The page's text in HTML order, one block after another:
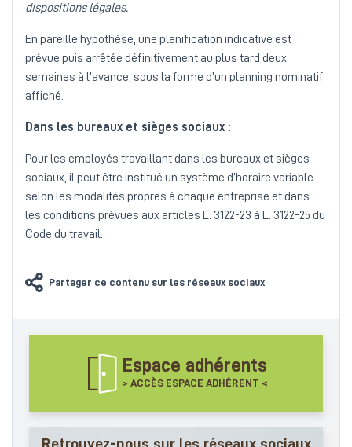
dispositions légales.
En pareille hypothèse, une planification indicative est
prévue puis arrêtée définitivement au plus tard deux
semaines à l’avance, sous la forme d’un planning nominatif
affiché.
Dans les bureaux et sièges sociaux :
Pour les employés travaillant dans les bureaux et sièges
sociaux, il peut être institué un système d’horaire variable
selon les modalités propres à chaque entreprise et dans
les conditions prévues aux articles L. 3122-23 à L. 3122-25 du
Code du travail.
Partager ce contenu sur les réseaux sociaux
Espace adhérents
> ACCÈS ESPACE ADHÉRENT <